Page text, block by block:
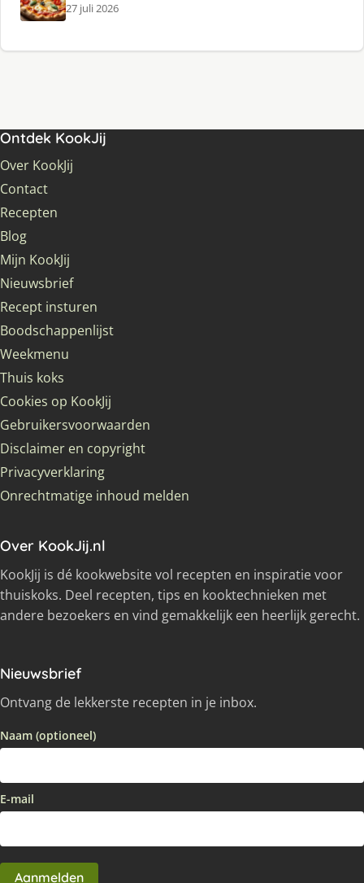
27 juli 2026
Ontdek KookJij
Over KookJij
Contact
Recepten
Blog
Mijn KookJij
Nieuwsbrief
Recept insturen
Boodschappenlijst
Weekmenu
Thuis koks
Cookies op KookJij
Gebruikersvoorwaarden
Disclaimer en copyright
Privacyverklaring
Onrechtmatige inhoud melden
Over KookJij.nl
KookJij is dé kookwebsite vol recepten en inspiratie voor
thuiskoks. Deel recepten, tips en kooktechnieken met
andere bezoekers en vind gemakkelijk een heerlijk gerecht.
Nieuwsbrief
Ontvang de lekkerste recepten in je inbox.
Naam (optioneel)
E-mail
Aanmelden